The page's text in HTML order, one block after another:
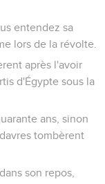
entendez sa
lors de la révolte.
après l'avoir
d'Égypte sous la
ans, sinon
tombèrent
son repos,